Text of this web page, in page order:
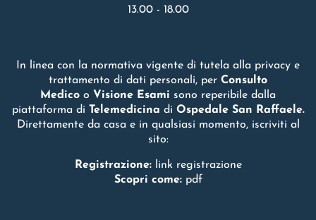
13.00 - 18.00
In linea con la normativa vigente di tutela alla privacy e
trattamento di dati personali, per Consulto
Medico o Visione Esami sono reperibile dalla
piattaforma di Telemedicina di Ospedale San Raffaele.
Direttamente da casa e in qualsiasi momento, iscriviti al
sito:
Registrazione:
link registrazione
Scopri come: pdf